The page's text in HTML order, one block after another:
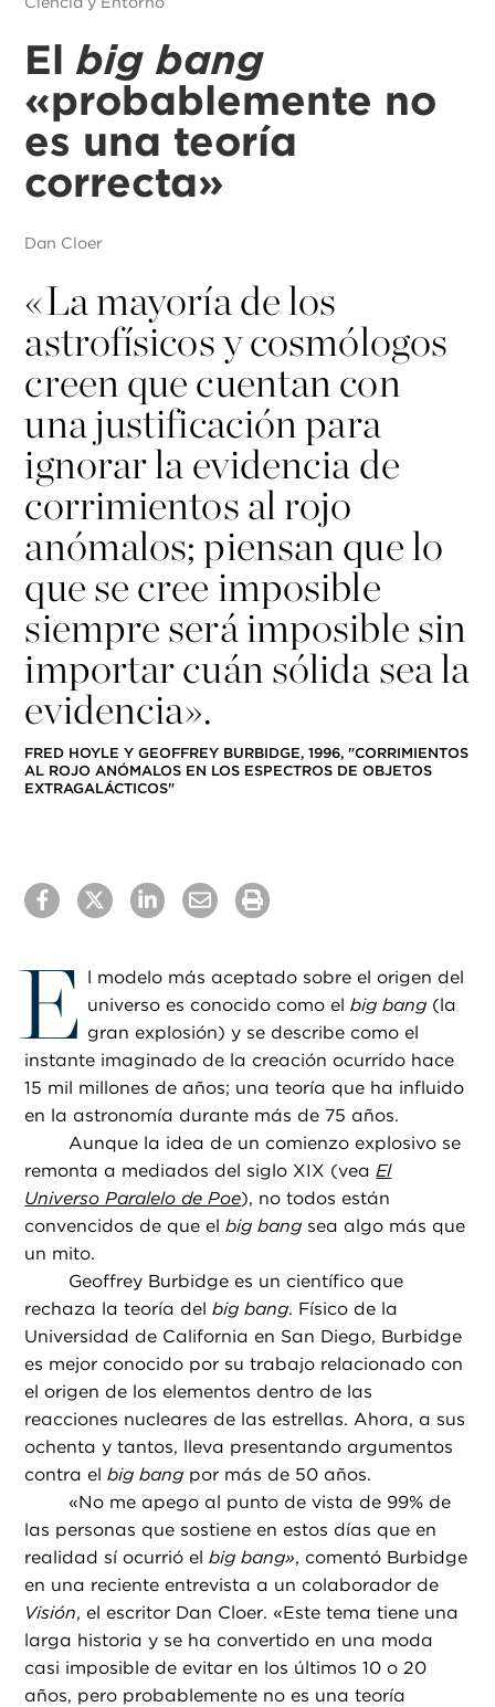
Elbig bang
«probablemente no
es una teoría
correcta»
Dan Cloer
«La mayoría de los
astrofísicos y cosmólogos
creen que cuentan con
una justificación para
ignorar la evidencia de
corrimientos al rojo
anómalos; piensan que lo
que se cree imposible
siempre será imposible sin
importar cuán sólida sea la
evidencia».
FRED HOYLE Y GEOFFREY BURBIDGE, 1996, "CORRIMIENTOS
AL ROJO ANÓMALOS EN LOS ESPECTROS DE OBJETOS
EXTRAGALÁCTICOS"
E l modelo más aceptado sobre el origen del
universo es conocido como el big bang(la
gran explosión) y se describe como el
instante imaginado de la creación ocurrido hace
15 mil millones de años; una teoría que ha influido
en la astronomía durante más de 75 años.
Aunque la idea de un comienzo explosivo se
remonta a mediados del siglo XIX (veaEl
Universo Paralelo de Poe), no todos están
convencidos de que elbig bang sea algo más que
un mito.
Geoffrey Burbidge es un científico que
rechaza la teoría delbig bang. Físico de la
Universidad de California en San Diego, Burbidge
es mejor conocido por su trabajo relacionado con
el origen de los elementos dentro de las
reacciones nucleares de las estrellas. Ahora, a sus
ochenta y tantos, lleva presentando argumentos
contra elbig bang por más de 50 años.
«No me apego al punto de vista de 99% de
las personas que sostiene en estos días que en
realidad sí ocurrió elbig bang», comentó Burbidge
en una reciente entrevista a un colaborador de
Visión, el escritor Dan Cloer. «Este tema tiene una
larga historia y se ha convertido en una moda
casi imposible de evitar en los últimos 10 o 20
años, pero probablemente no es una teoría